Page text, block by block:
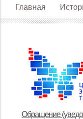
Главная
Обращение